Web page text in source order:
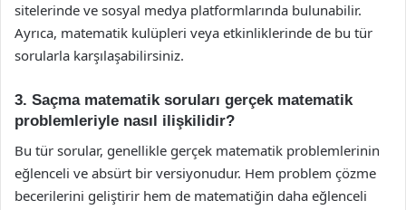
sitelerinde ve sosyal medya platformlarında bulunabilir.
Ayrıca, matematik kulüpleri veya etkinliklerinde de bu tür
sorularla karşılaşabilirsiniz.
3. Saçma matematik soruları gerçek matematik
problemleriyle nasıl ilişkilidir?
Bu tür sorular, genellikle gerçek matematik problemlerinin
eğlenceli ve absürt bir versiyonudur. Hem problem çözme
becerilerini geliştirir hem de matematiğin daha eğlenceli